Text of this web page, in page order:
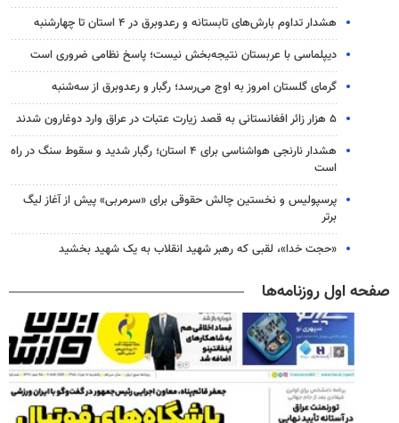
هشدار تداوم بارش‌های تابستانه و رعدوبرق در ۴ استان تا چهارشنبه
دیپلماسی با عربستان نتیجه‌بخش نیست؛ پاسخ نظامی ضروری است
گرمای گلستان امروز به اوج می‌رسد؛ رگبار و رعدوبرق از سه‌شنبه
۵ هزار زائر افغانستانی به قصد زیارت عتبات در عراق وارد دوغارون شدند
هشدار نارنجی هواشناسی برای ۴ استان؛ رگبار شدید و سقوط سنگ در راه
است
پرسپولیس و نخستین چالش حقوقی برای «سرمربی» پیش از آغاز لیگ
برتر
«حجت خدا»، لقبی که رهبر شهید انقلاب به یک شهید بخشید
صفحه اول روزنامه‌ها